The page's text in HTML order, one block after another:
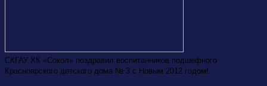
СКГАУ ХК «Сокол» поздравил воспитанников подшефного
Красноярского детского дома № 3 с Новым 2012 годом!